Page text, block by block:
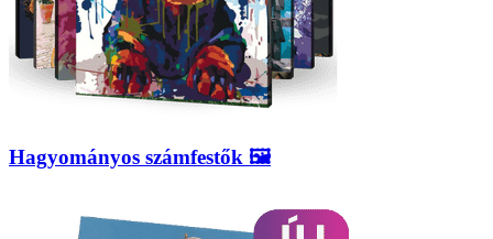
Hagyományos számfestők 🖼️